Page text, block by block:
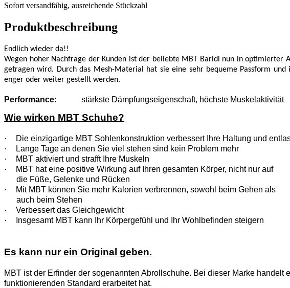
Sofort versandfähig, ausreichende Stückzahl
Produktbeschreibung
Endlich wieder da!!
Wegen hoher Nachfrage der Kunden ist der beliebte MBT Baridi nun in optimierter
getragen wird. Durch das Mesh-Material hat sie eine sehr bequeme Passform
enger oder weiter gestellt werden.
Performance: stärkste Dämpfungseigenschaft, höchste Muskelaktivität
Wie wirken MBT Schuhe?
·
Die einzigartige MBT Sohlenkonstruktion verbessert Ihre Haltung und
·
Lange Tage an denen Sie viel stehen sind kein Problem mehr
·
MBT aktiviert und strafft Ihre Muskeln
·
MBT hat eine positive Wirkung auf Ihren gesamten Körper, nicht nur auf
die Füße, Gelenke und Rücken
·
Mit MBT können Sie mehr Kalorien verbrennen, sowohl beim Gehen als
auch beim Stehen
·
Verbessert das Gleichgewicht
·
Insgesamt MBT kann Ihr Körpergefühl und Ihr Wohlbefinden steigern
Es kann nur ein Original geben.
MBT ist der Erfinder der sogenannten Abrollschuhe. Bei dieser Marke
funktionierenden Standard erarbeitet hat.